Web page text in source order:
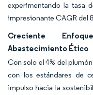
experimentando la tasa
impresionante CAGR del
Creciente
Abastecimiento Ético
Con solo el 4% del
con los estándares de
impulso hacia la